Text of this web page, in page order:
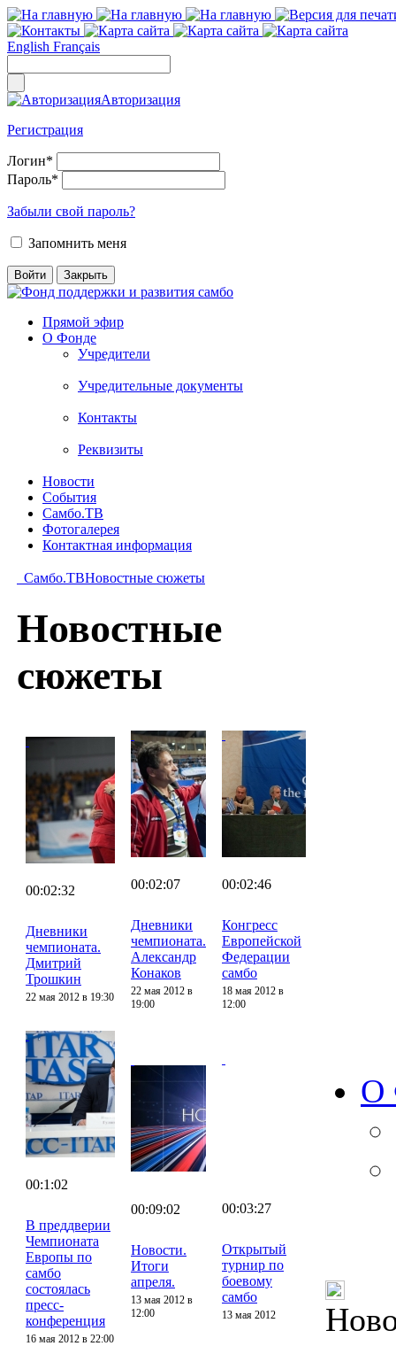
English Français
Авторизация
Регистрация
Логин*
Пароль*
Забыли свой пароль?
Запомнить меня
Прямой эфир
О Фонде
Учредители
Учредительные документы
Контакты
Реквизиты
Новости
События
Самбо.ТВ
Фотогалерея
Контактная информация
Самбо.ТВНовостные сюжеты
Новостные
сюжеты
00:02:32
Дневники
чемпионата.
Дмитрий
Трошкин
22 мая 2012 в 19:30
00:02:07
Дневники
чемпионата.
Александр
Конаков
22 мая 2012 в
19:00
00:02:46
Конгресс
Европейской
Федерации
самбо
18 мая 2012 в
12:00
00:1:02
В преддверии
Чемпионата
Европы по
самбо
состоялась
пресс-
конференция
16 мая 2012 в 22:00
00:09:02
Новости.
Итоги
апреля.
13 мая 2012 в
12:00
00:03:27
Открытый
турнир по
боевому
самбо
13 мая 2012
О